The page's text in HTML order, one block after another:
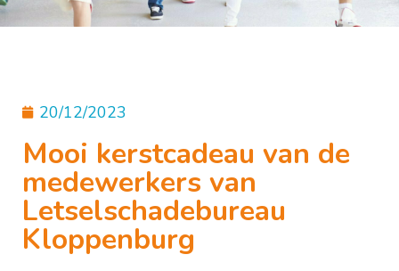
20/12/2023
Mooi kerstcadeau van de
medewerkers van
Letselschadebureau
Kloppenburg